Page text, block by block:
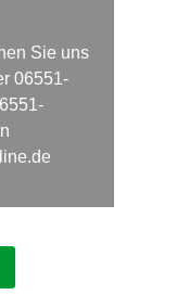
Sie uns
06551-